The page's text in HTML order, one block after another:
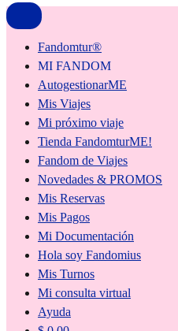
Fandomtur®
MI FANDOM
AutogestionarME
Mis Viajes
Mi próximo viaje
Tienda FandomturME!
Fandom de Viajes
Novedades & PROMOS
Mis Reservas
Mis Pagos
Mi Documentación
Hola soy Fandomius
Mis Turnos
Mi consulta virtual
Ayuda